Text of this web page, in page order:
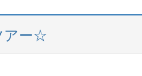
アー☆